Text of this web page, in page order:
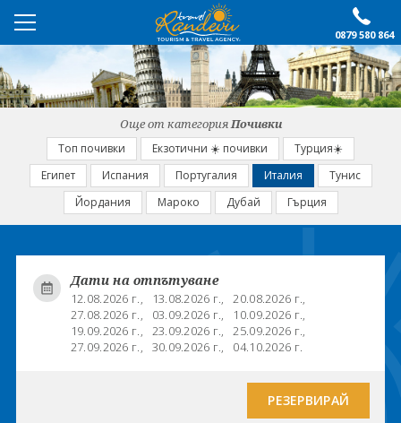
0879 580 864
ПРЕПОРЪЧАНО
ЕКСКУРЗИИ
ПОЧИВКИ
Политика за лични
данни
Документи
ПОСЛЕДВАЙТЕ НИ
Още от категорияПочивки
Топ почивки Екзотични ☀️ почивки
Турция☀️
Египет
Испания Португалия Италия
Тунис
Йордания
Мароко Дубай Гърция
Дати на отпътуване
12.08.2026 г., 13.08.2026 г.,20.08.2026 г.,
27.08.2026 г., 03.09.2026 г., 10.09.2026 г.,
19.09.2026 г., 23.09.2026 г.,25.09.2026 г.,
27.09.2026 г., 30.09.2026 г., 04.10.2026 г.
РЕЗЕРВИРАЙ